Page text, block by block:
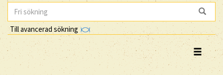
Till avancerad sökning